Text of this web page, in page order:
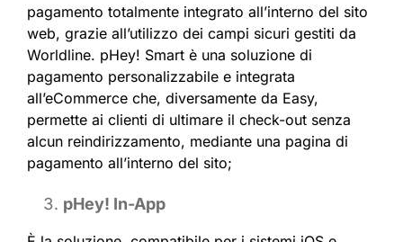
pagamento totalmente integrato all’interno del sito
web, grazie all’utilizzo dei campi sicuri gestiti da
Worldline. pHey! Smart è una soluzione di
pagamento personalizzabile e integrata
all’eCommerce che, diversamente da Easy,
permette ai clienti di ultimare il check-out senza
alcun reindirizzamento, mediante una pagina di
pagamento all’interno del sito;
pHey! In-App